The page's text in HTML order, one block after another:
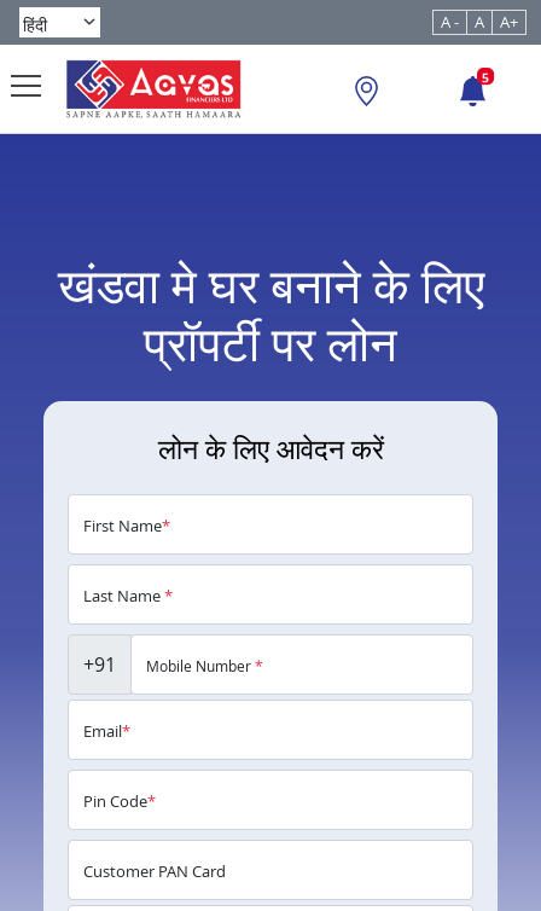
A - A A+
5
खंडवा मे घर बनाने के लिए
प्रॉपर्टी पर लोन
लोन के लिए आवेदन करें
First Name*
Last Name*
+91 Mobile Number*
Email*
Pin Code*
Customer PAN Card